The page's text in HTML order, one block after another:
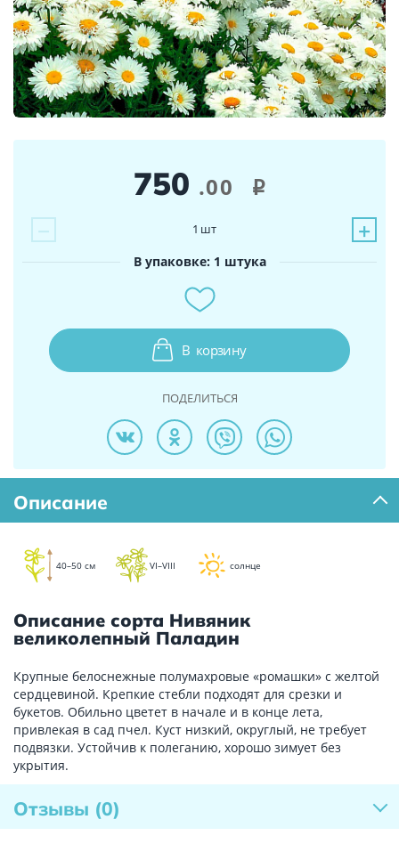
750 .00 i
− +
1 шт
В упаковке: 1 штука
В корзину
ПОДЕЛИТЬСЯ
Описание
40–50 см VI–VIII солнце
Описание сорта Нивяник
великолепный Паладин
Крупные белоснежные полумахровые «ромашки» с желтой
сердцевиной. Крепкие стебли подходят для срезки и
букетов. Обильно цветет в начале и в конце лета,
привлекая в сад пчел. Куст низкий, округлый, не требует
подвязки. Устойчив к полеганию, хорошо зимует без
укрытия.
Отзывы (0)